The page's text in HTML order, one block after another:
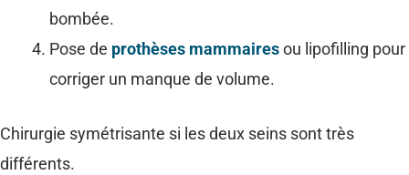
bombée.
Pose de prothèses mammairesou lipofilling pour
corriger un manque de volume.
Chirurgie symétrisante si les deux seins sont très
différents.